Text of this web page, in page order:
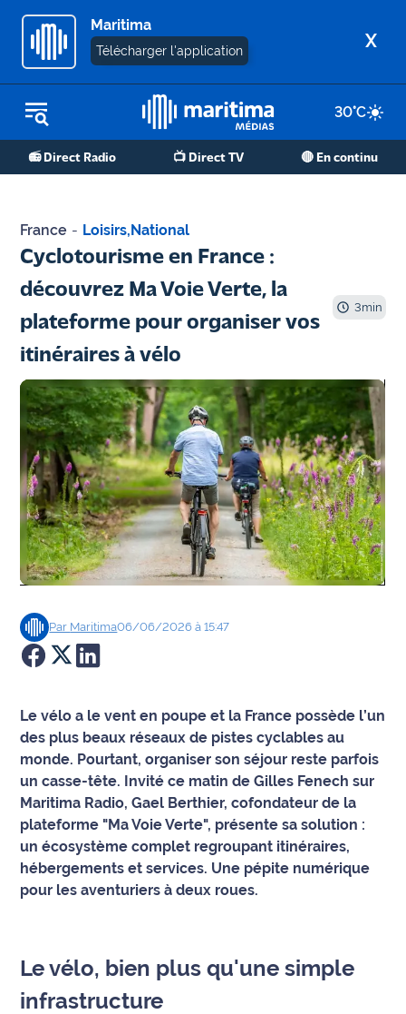
Maritima
Télécharger l'application X
30°C
📻 Direct Radio 📺 Direct TV 🔴 En continu
REPLAY RADIO
REPLAY TV
Martigues
- Etang
de Berre
Marseille
- Aix
OM
Agenda
Faits
divers
Sports
Société
Culture
Éducation
Emploi
Environnement
Info
route
Météo
France - Loisirs,National
Cyclotourisme en France :
découvrez Ma Voie Verte, la
plateforme pour organiser vos
itinéraires à vélo
3min
Par Maritima06/06/2026 à 15:47
Le vélo a le vent en poupe et la France possède l’un
des plus beaux réseaux de pistes cyclables au
monde. Pourtant, organiser son séjour reste parfois
un casse-tête. Invité ce matin de Gilles Fenech sur
Maritima Radio, Gael Berthier, cofondateur de la
plateforme "Ma Voie Verte", présente sa solution :
un écosystème complet regroupant itinéraires,
hébergements et services. Une pépite numérique
pour les aventuriers à deux roues.
Le vélo, bien plus qu'une simple
infrastructure